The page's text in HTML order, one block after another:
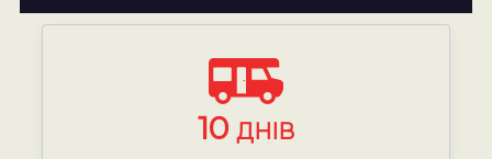
10 ДНІВ